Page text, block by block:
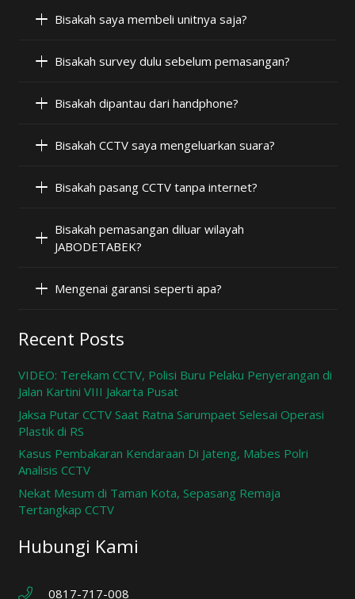
Bisakah saya membeli unitnya saja?
Bisakah survey dulu sebelum pemasangan?
Bisakah dipantau dari handphone?
Bisakah CCTV saya mengeluarkan suara?
Bisakah pasang CCTV tanpa internet?
Bisakah pemasangan diluar wilayah
JABODETABEK?
Mengenai garansi seperti apa?
Recent Posts
VIDEO: Terekam CCTV, Polisi Buru Pelaku Penyerangan di
Jalan Kartini VIII Jakarta Pusat
Jaksa Putar CCTV Saat Ratna Sarumpaet Selesai Operasi
Plastik di RS
Kasus Pembakaran Kendaraan Di Jateng, Mabes Polri
Analisis CCTV
Nekat Mesum di Taman Kota, Sepasang Remaja
Tertangkap CCTV
Hubungi Kami
0817-717-008